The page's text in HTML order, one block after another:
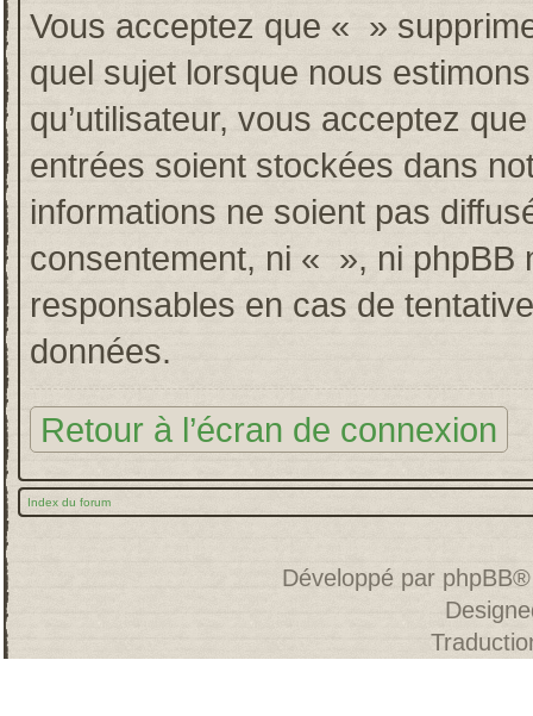
Vous acceptez que « »
quel sujet lorsque nous
qu’utilisateur, vous acceptez
entrées soient stockées dans
informations ne soient pas
consentement, ni « », ni phpBB
responsables en cas de
données.
Retour à l’écran de connexion
Index du forum
Développé par phpBB®